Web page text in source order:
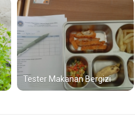
Tester Makanan Bergizi